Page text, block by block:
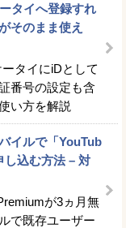
タイへ登録すれ
そのまま使え
タイにiDとして
番号の設定も含
い方を解説
イルで「YouTub
込む方法 – 対
が3ヵ月無
で既存ユーザー